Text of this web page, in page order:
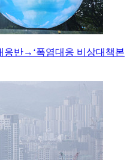
응반→‘폭염대응 비상대책본